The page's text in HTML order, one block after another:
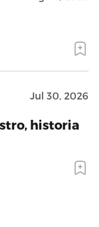
Jul 30, 2026
historia